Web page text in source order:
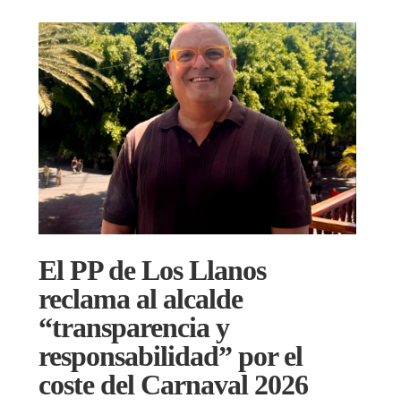
El PP de Los Llanos
reclama al alcalde
“transparencia y
responsabilidad” por el
coste del Carnaval 2026